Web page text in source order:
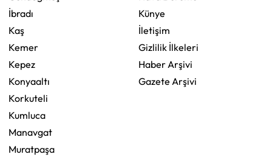
İbradı
Kaş
Kemer
Kepez
Konyaaltı
Korkuteli
Kumluca
Manavgat
Muratpaşa
Künye
İletişim
Gizlilik İlkeleri
Haber Arşivi
Gazete Arşivi